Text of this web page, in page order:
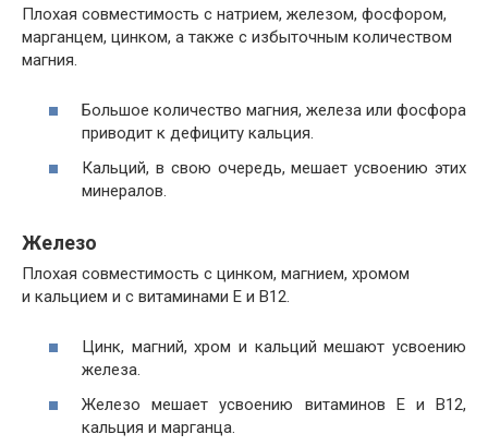
Плохая совместимость с натрием, железом, фосфором,
марганцем, цинком, а также с избыточным количеством
магния.
Большое количество магния, железа или фосфора
приводит к дефициту кальция.
Кальций, в свою очередь, мешает усвоению этих
минералов.
Железо
Плохая совместимость с цинком, магнием, хромом
и кальцием и с витаминами Е и В12.
Цинк, магний, хром и кальций мешают усвоению
железа.
Железо мешает усвоению витаминов Е и В12,
кальция и марганца.